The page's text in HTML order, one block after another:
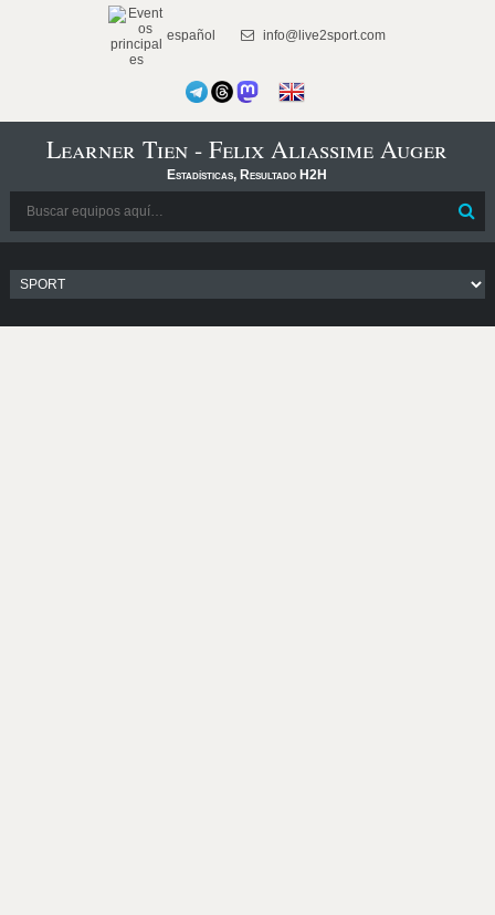
español info@live2sport.com
Learner Tien - Felix Aliassime Auger
Estadísticas, Resultado H2H